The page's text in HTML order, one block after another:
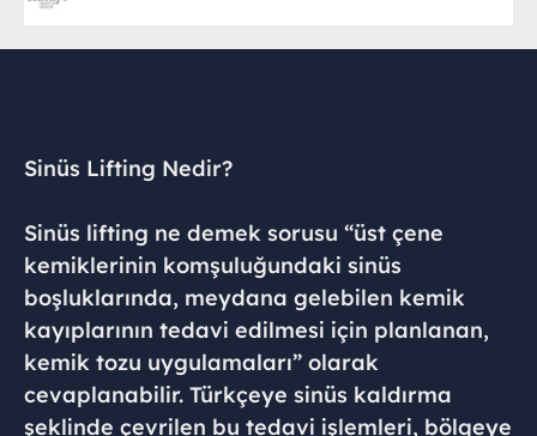
Sinüs Lifting Nedir?
Sinüs lifting ne demek sorusu “üst çene
kemiklerinin komşuluğundaki sinüs
boşluklarında, meydana gelebilen kemik
kayıplarının tedavi edilmesi için planlanan,
kemik tozu uygulamaları” olarak
cevaplanabilir. Türkçeye sinüs kaldırma
şeklinde çevrilen bu tedavi işlemleri, bölgeye